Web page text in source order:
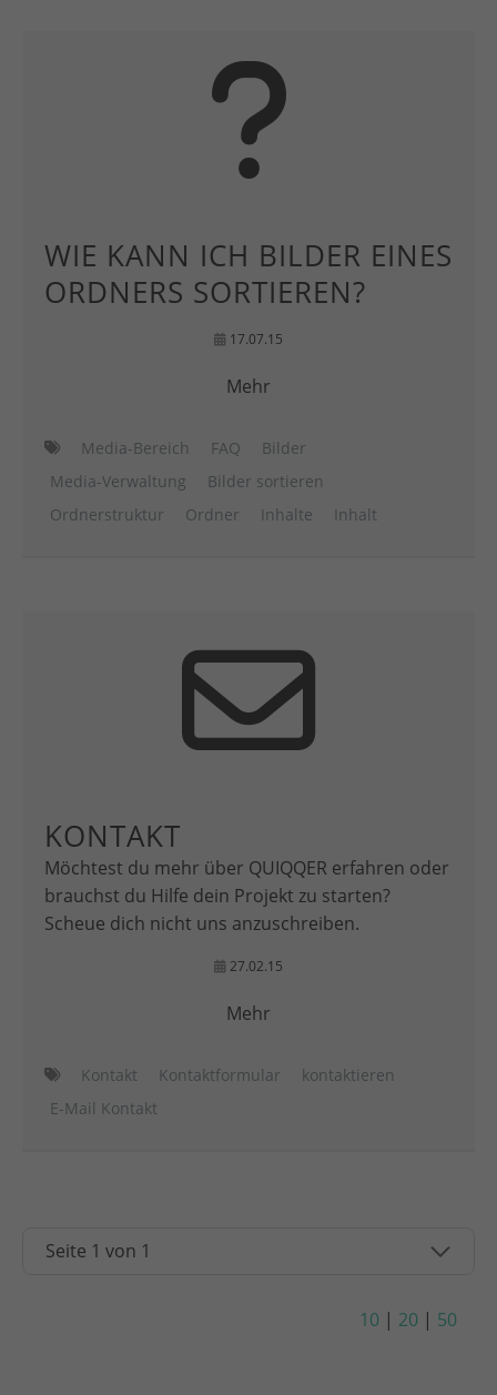
WIE KANN ICH BILDER EINES
ORDNERS SORTIEREN?
17.07.15
Mehr
Media-Bereich FAQ
Bilder
Media-Verwaltung
Bilder sortieren
Ordnerstruktur
Ordner Inhalte Inhalt
KONTAKT
Möchtest du mehr über QUIQQER erfahren oder
brauchst du Hilfe dein Projekt zu starten?
Scheue dich nicht uns anzuschreiben.
27.02.15
Mehr
Kontakt Kontaktformular
kontaktieren
E-Mail Kontakt
10 | 20 | 50